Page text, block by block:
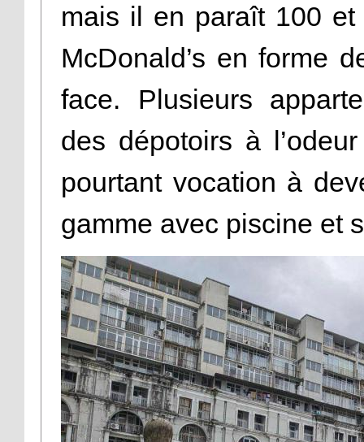
mais il en paraît 100
McDonald’s en forme
face. Plusieurs
des dépotoirs à
pourtant vocation à
gamme avec piscine et